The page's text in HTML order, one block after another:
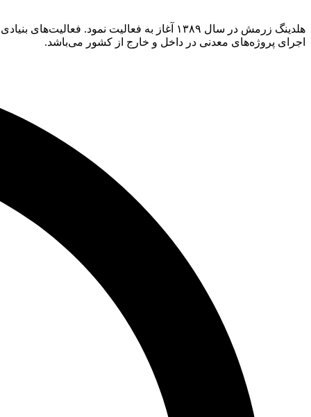
هلدینگ زرمش در سال ۱۳۸۹ آغاز به فعالیت‌
اجرای پروژه‌های معدنی در داخل و خارج از کشور می‌باشد.